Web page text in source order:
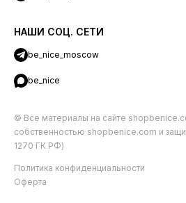
НАШИ СОЦ. СЕТИ
be_nice_moscow
be_nice
© Все материалы на сайте
собственностью shopbenice.com и
1270 ГК РФ)
Политика конфиденциальности
Оферта